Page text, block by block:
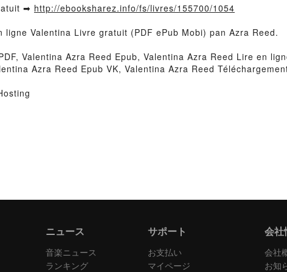
➡ http://ebooksharez.info/fs/livres/155700/1054
ligne Valentina Livre gratuit (PDF ePub Mobi) pan Azra Reed.
Valentina Azra Reed Epub, Valentina Azra Reed Lire en
Azra Reed Epub VK, Valentina Azra Reed
ニュース
音楽ニュース
ランキング
サポート
お支払い
マイページ
会社
会社
お知